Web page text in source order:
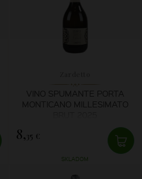
VINO SPUMANTE PORTA
MONTICANO MILLESIMATO
8, 35 €
SKLADOM